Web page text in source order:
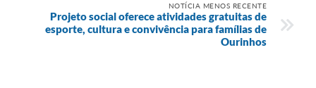
NOTÍCIA MENOS RECENTE
Projeto social oferece atividades gratuitas de
esporte, cultura e convivência para famílias de
Ourinhos